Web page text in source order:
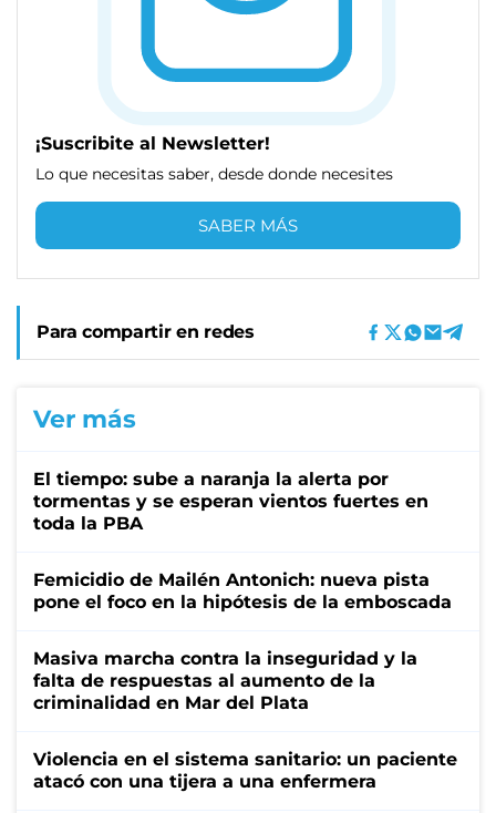
¡Suscribite al Newsletter!
Lo que necesitas saber, desde donde necesites
SABER MÁS
Para compartir en redes
Ver más
El tiempo: sube a naranja la alerta por
tormentas y se esperan vientos fuertes en
toda la PBA
Femicidio de Mailén Antonich: nueva pista
pone el foco en la hipótesis de la emboscada
Masiva marcha contra la inseguridad y la
falta de respuestas al aumento de la
criminalidad en Mar del Plata
Violencia en el sistema sanitario: un paciente
atacó con una tijera a una enfermera